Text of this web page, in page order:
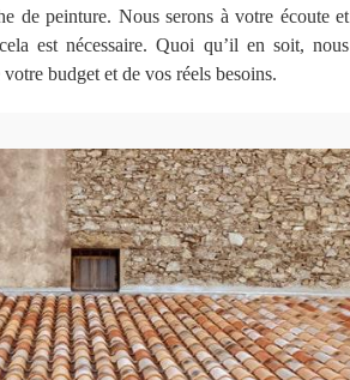
de peinture. Nous serons à votre écoute et
est nécessaire. Quoi qu’il en soit, nous
budget et de vos réels besoins.